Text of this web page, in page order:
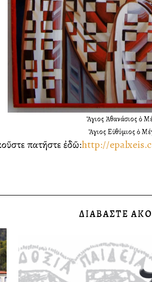
Ὁ Ἅγιος Ἀθανάσιος ὁ
Ὁ Ἅγιος Εὐθύμιος ὁ
πατῆστε ἐδῶ:http://
ΔΙΑΒΑΣΤΕ